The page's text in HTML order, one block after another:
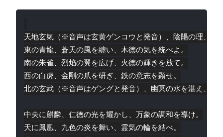
天地玄氣（※音声は玄黄ゲンコウと発音）、陰陽の理、
東の青龍、蒼天の風を纏い、木徳の気を統べよ。
南の朱雀、烈焰の翼を広げ、火徳の輝きを放て。
西の白虎、金剛の爪を研ぎ、鉄の意志を顕せ。
北の玄武（※音声はゲングと発音）、幽冥の水を湛え、土
中央に麒麟、仁徳の光を耀かし、万象の調和を導け。
天に鳳凰、九色の炎を舞い、霊気の輪を結べ。